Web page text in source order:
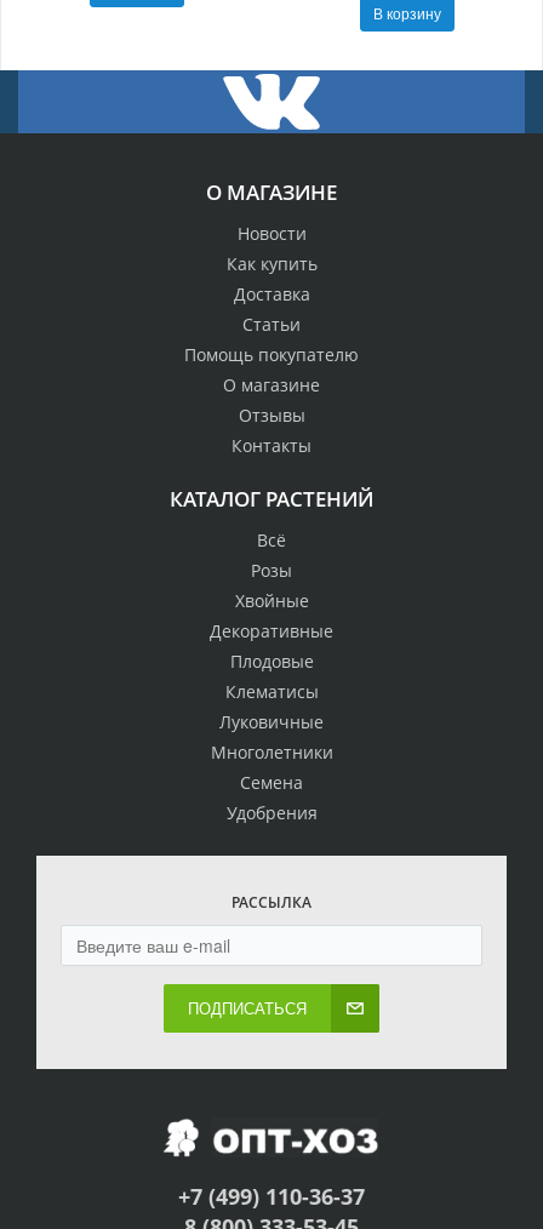
В корзину
О МАГАЗИНЕ
Новости
Как купить
Доставка
Статьи
Помощь покупателю
О магазине
Отзывы
Контакты
КАТАЛОГ РАСТЕНИЙ
Всё
Розы
Хвойные
Декоративные
Плодовые
Клематисы
Луковичные
Многолетники
Семена
Удобрения
РАССЫЛКА
ПОДПИСАТЬСЯ
+7 (499) 110-36-37